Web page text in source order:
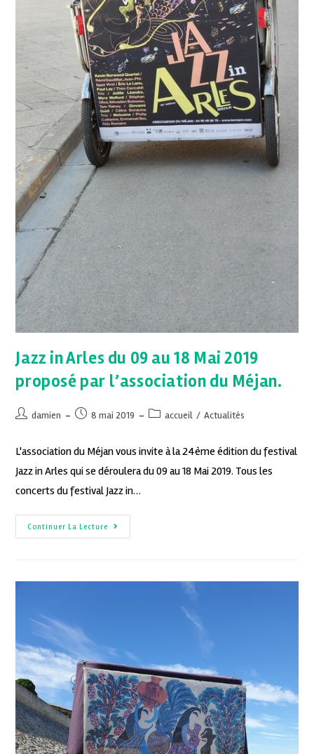
Jazz in Arles du 09 au 18 Mai 2019
proposé par l’association du Méjan.
damien 8 mai 2019 accueil / Actualités
L'association du Méjan vous invite à la 24ème édition du festival
Jazz in Arles qui se déroulera du 09 au 18 Mai 2019. Tous les
concerts du festival Jazz in…
Continuer La Lecture